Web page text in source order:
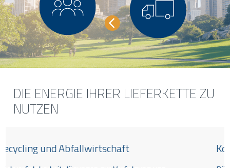
DIE ENERGIE IHRER LIEFERKETTE ZU
NUTZEN
Recycling und Abfallwirtschaft